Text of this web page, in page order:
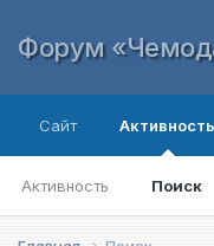
Форум
Сайт Активность
Активность Поиск